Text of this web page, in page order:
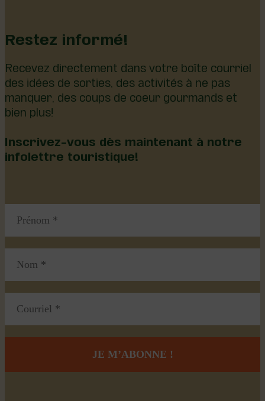
Restez informé!
Recevez directement dans votre boîte courriel
des idées de sorties, des activités à ne pas
manquer, des coups de coeur gourmands et
bien plus!
Inscrivez-vous dès maintenant à notre
infolettre touristique!